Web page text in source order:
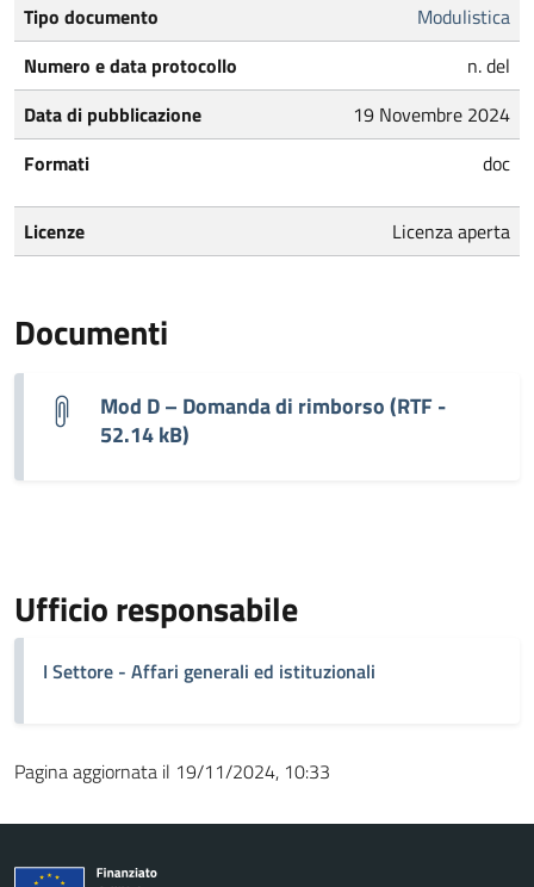
Tipo documento
Modulistica
Numero e data protocollo
n. del
Data di pubblicazione
19 Novembre 2024
Formati
doc
Licenze Licenza aperta
Documenti
Mod D – Domanda di rimborso (RTF -
52.14 kB)
Ufficio responsabile
I Settore - Affari generali ed istituzionali
Pagina aggiornata il 19/11/2024, 10:33